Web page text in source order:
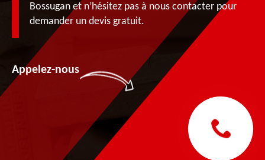
Bossugan et n’hésitez pas à nous contacter pour
demander un devis gratuit.
Appelez-nous